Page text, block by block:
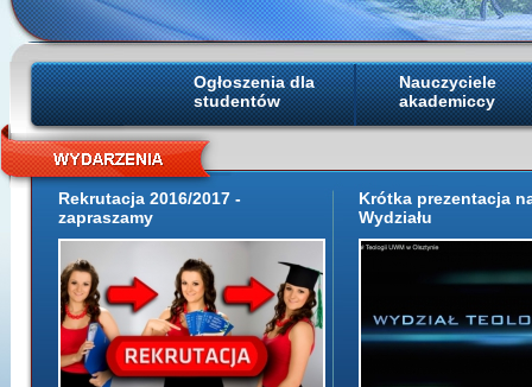
Ogłoszenia dla
studentów
Nauczyciele
akademiccy
Rekrutacja 2016/2017 -
zapraszamy
Krótka prezentacja
Wydziału